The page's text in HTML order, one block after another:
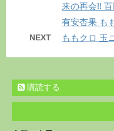
来の再会!!
有安杏果 も
NEXT ももクロ 玉
購読する